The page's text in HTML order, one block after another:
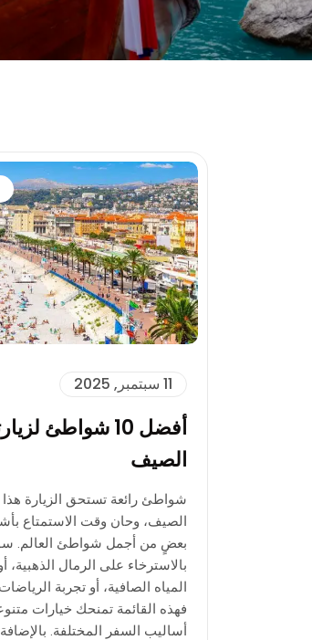
11 سبتمبر, 2025
أفضل 10 شواطئ
الصيف
شواطئ رائعة تستحق الزيارة
الصيف، وحان وقت الاستمتاع
بعضٍ من أجمل شواطئ العالم.
بالاسترخاء على الرمال الذهبية،
المياه الصافية، أو تجربة
فهذه القائمة تمنحك خيارات
أساليب السفر المختلفة.